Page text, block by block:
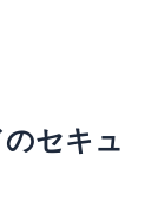
セキュ